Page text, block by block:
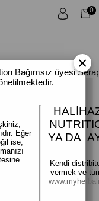
0
×
Bağımsız üyesi
Eğer
ise,
YA DA
Kendi
vermek ve